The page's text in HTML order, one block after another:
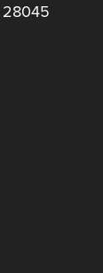
28045